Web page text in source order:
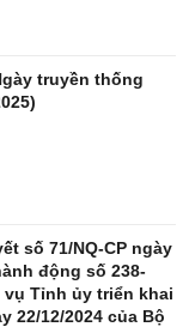
truyền thống
số 71/NQ-CP ngày
động số 238-
vụ Tỉnh ủy triển khai
22/12/2024 của Bộ